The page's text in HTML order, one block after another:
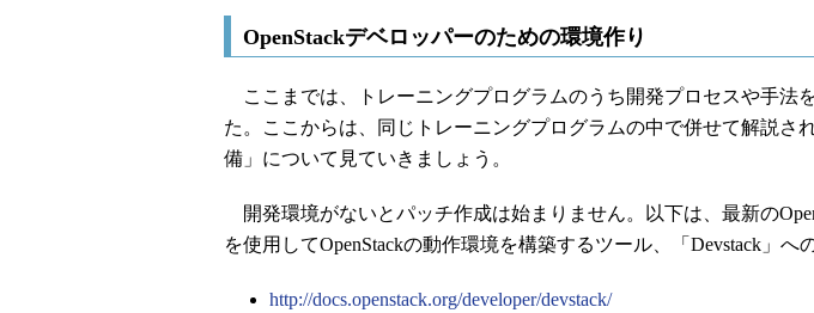
OpenStackデベロッパーのための環境作り
ここまでは、トレーニングプログラムのうち開発プロセスや手法
た。ここからは、同じトレーニングプログラムの中で併せて解説さ
備」について見ていきましょう。
開発環境がないとパッチ作成は始まりません。以下は、最新の
を使用してOpenStackの動作環境を構築するツール、「Devstack」へ
http://docs.openstack.org/developer/devstack/